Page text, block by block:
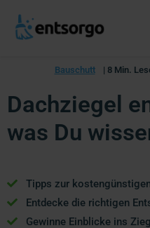
Bauschutt | 8 Min.
Dachziegel
was Du
Tipps zur
Entdecke die richtigen
Gewinne Einblicke ins